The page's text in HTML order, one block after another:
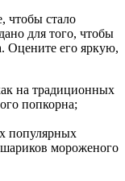
чтобы стало
для того, чтобы
Оцените его яркую,
на традиционных
попкорна;
популярных
мороженого